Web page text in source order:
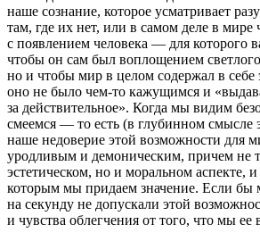
наше сознание, которое усматривает
там, где их нет, или в самом деле в мире
с появлением человека — для которого
чтобы он сам был воплощением
но и чтобы мир в целом содержал в себе
оно не было чем-то кажущимся и
за действительное». Когда мы видим
смеемся — то есть (в глубинном смысле
наше недоверие этой возможности для
уродливым и демоническим, причем не
эстетическом, но и моральном аспекте,
которым мы придаем значение. Если бы
на секунду не допускали этой
и чувства облегчения от того, что мы ее